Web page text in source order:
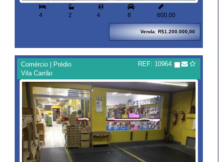
4 2

4 8

600,00
Venda: R$1.200.000,00
Comércio | Prédio
Vila Carrão
REF: 10964